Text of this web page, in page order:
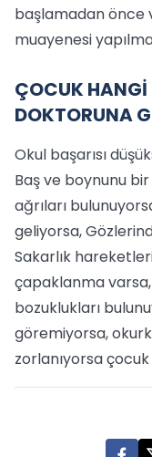
başlamadan önce
muayenesi
ÇOCUK HANGİ
DOKTORUNA
Okul başarısı
Baş ve boynunu
ağrıları
geliyorsa,
Sakarlık hareketleri
çapaklanma
bozuklukları
göremiyorsa,
zorlanıyorsa